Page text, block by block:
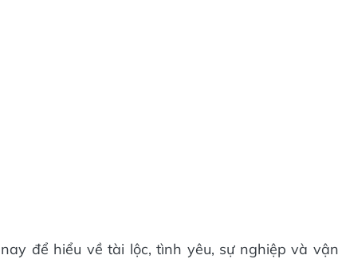
để hiểu về tài lộc, tình yêu, sự nghiệp và vận